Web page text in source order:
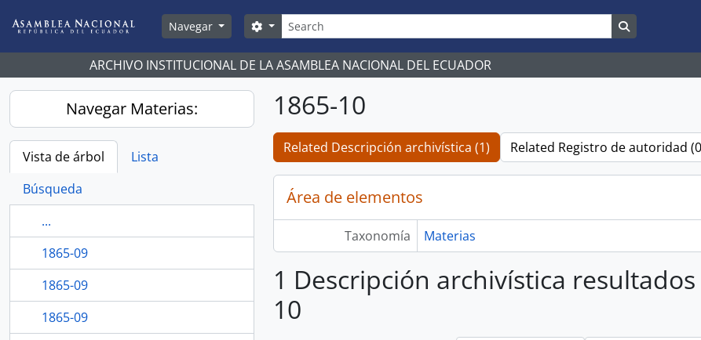
Navegar
Búsqueda
Search options
ARCHIVO INSTITUCIONAL DE LA ASAMBLEA NACIONAL DEL ECUADOR
Navegar Materias:
Vista de árbol
Lista
Búsqueda
...
1865-09
1865-09
1865-09
1865-10
Related Descripción archivística (1) Related Registro de autoridad
Área de elementos
Taxonomía Materias
1 Descripción archivística
10